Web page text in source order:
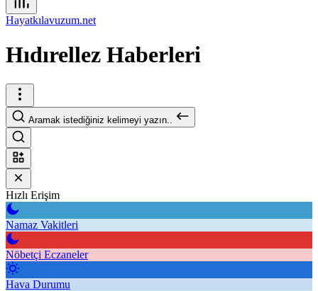
Hayatkılavuzum.net
Hıdırellez Haberleri
Aramak istediğiniz kelimeyi yazın..
Hızlı Erişim
Namaz Vakitleri
Nöbetçi Eczaneler
Hava Durumu